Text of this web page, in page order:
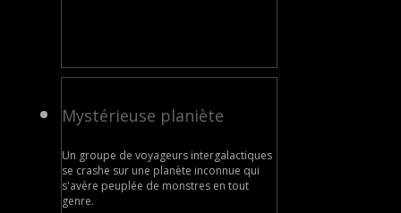
Mystérieuse planiète
Un groupe de voyageurs intergalactiques
se crashe sur une planète inconnue qui
s'avère peuplée de monstres en tout
genre.